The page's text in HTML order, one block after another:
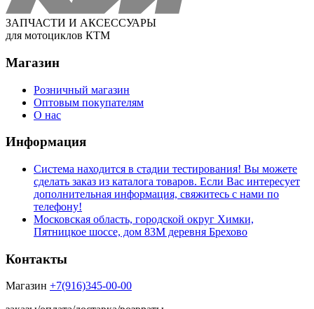
ЗАПЧАСТИ И АКСЕССУАРЫ
для мотоциклов КТМ
Магазин
Розничный магазин
Оптовым покупателям
О нас
Информация
Система находится в стадии тестирования! Вы можете
сделать заказ из каталога товаров. Если Вас интересует
дополнительная информация, свяжитесь с нами по
телефону!
Московская область, городской округ Химки,
Пятницкое шоссе, дом 83М деревня Брехово
Контакты
Магазин +7(916)345-00-00